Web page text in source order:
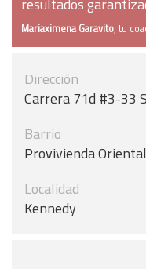
resultados
Mariaximena Garavito, tu
Dirección
Carrera 71d #3-33
Barrio
Provivienda Oriental
Localidad
Kennedy